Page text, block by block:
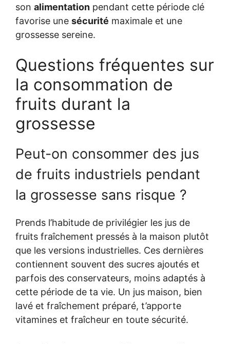
son alimentation pendant cette période clé
favorise une sécurité maximale et une
grossesse sereine.
Questions fréquentes sur
la consommation de
fruits durant la
grossesse
Peut-on consommer des jus
de fruits industriels pendant
la grossesse sans risque ?
Prends l’habitude de privilégier les jus de
fruits fraîchement pressés à la maison plutôt
que les versions industrielles. Ces dernières
contiennent souvent des sucres ajoutés et
parfois des conservateurs, moins adaptés à
cette période de ta vie. Un jus maison, bien
lavé et fraîchement préparé, t’apporte
vitamines et fraîcheur en toute sécurité.